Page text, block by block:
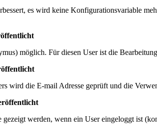
es wird keine Konfigurationsvariable
möglich. Für diesen User ist die
wird die E-mail Adresse geprüft und die
werden, wenn ein User eingeloggt ist